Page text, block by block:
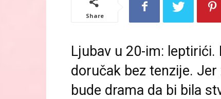
Share
Ljubav u 20-im:
doručak bez tenzije.
bude drama da bi bila